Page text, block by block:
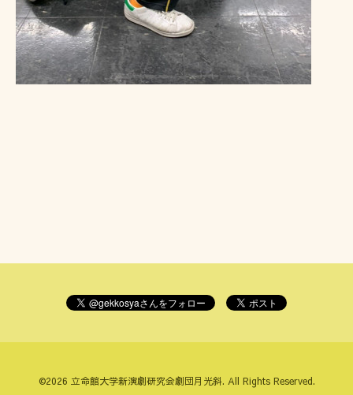
©2026 立命館大学新演劇研究会劇団月光斜. All Rights Reserved.